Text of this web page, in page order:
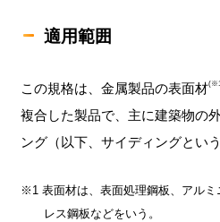
適用範囲
この規格は、金属製品の表面材
複合した製品で、主に建築物の
ング（以下、サイディングとい
※1 表面材は、表面処理鋼板、アル
レス鋼板などをいう。